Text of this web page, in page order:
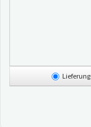
Lieferung